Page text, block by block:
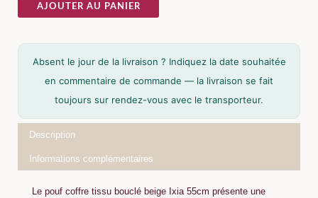
AJOUTER AU PANIER
Absent le jour de la livraison ? Indiquez la date souhaitée
en commentaire de commande — la livraison se fait
toujours sur rendez-vous avec le transporteur.
Description
Informations complémentaires
Le pouf coffre tissu bouclé beige Ixia 55cm présente une